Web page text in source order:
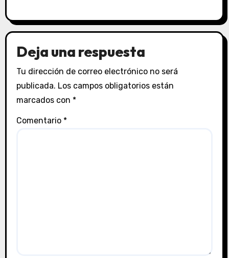
Deja una respuesta
Tu dirección de correo electrónico no será
publicada. Los campos obligatorios están
marcados con *
Comentario *